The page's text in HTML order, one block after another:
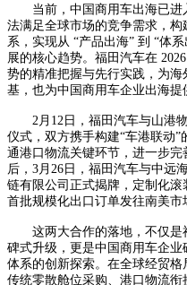
当前，中国商用车出海已进
法满足全球市场的竞争需求，
系，实现从 “产品出海” 到 “体
展的核心趋势。福田汽车在
势的精准把握与先行实践，为
基，也为中国商用车企业出海提
2月12日，福田汽车与山港物
仪式，双方携手构建“车港联动
通港口物流关键环节，进一步
后，3月26日，福田汽车与中远
链有限公司正式揭牌，定制化
首批规模化出口订单发往南美市
这两大合作的落地，不仅是
碑式升级，更是中国商用车企
体系的创新探索。在全球经贸格
传统零散舱位采购、港口物流